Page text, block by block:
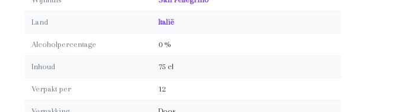
Land Italië
Alcoholpercentage 0 %
Inhoud 75 cl
Verpakt per 12